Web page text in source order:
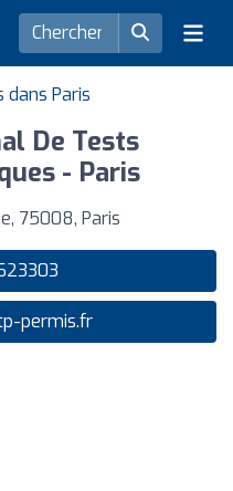
Paris
De Tests
- Paris
75008, Paris
permis.fr